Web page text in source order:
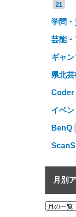
21
学問
芸能
ギャ
県北
Coder
イベン
BenQ
月別